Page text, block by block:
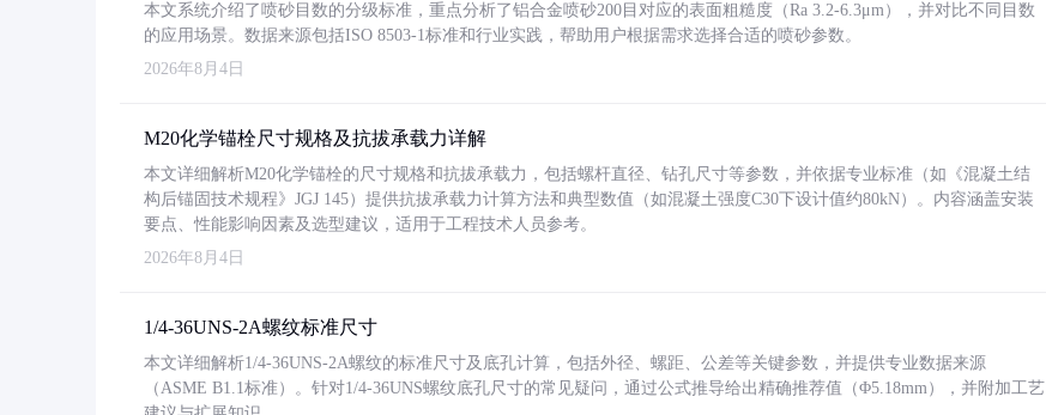
本文系统介绍了喷砂目数的分级标准，重点分析了铝合金喷砂200目对应的表面粗糙度（Ra 3.2-6.3μm），并对比不同目数
的应用场景。数据来源包括ISO 8503-1标准和行业实践，帮助用户根据需求选择合适的喷砂参数。
2026年8月4日
M20化学锚栓尺寸规格及抗拔承载力详解
本文详细解析M20化学锚栓的尺寸规格和抗拔承载力，包括螺杆直径、钻孔尺寸等参数，并依据专业标准（如《混凝土结
构后锚固技术规程》JGJ 145）提供抗拔承载力计算方法和典型数值（如混凝土强度C30下设计值约80kN）。内容涵盖安装
要点、性能影响因素及选型建议，适用于工程技术人员参考。
2026年8月4日
1/4-36UNS-2A螺纹标准尺寸
本文详细解析1/4-36UNS-2A螺纹的标准尺寸及底孔计算，包括外径、螺距、公差等关键参数，并提供专业数据来源
（ASME B1.1标准）。针对1/4-36UNS螺纹底孔尺寸的常见疑问，通过公式推导给出精确推荐值（Φ5.18mm），并附加工艺